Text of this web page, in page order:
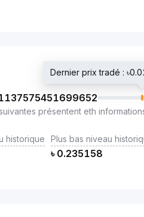
Dernier prix tradé :
présentent eth
historique Plus bas niveau
৳ 0.235158